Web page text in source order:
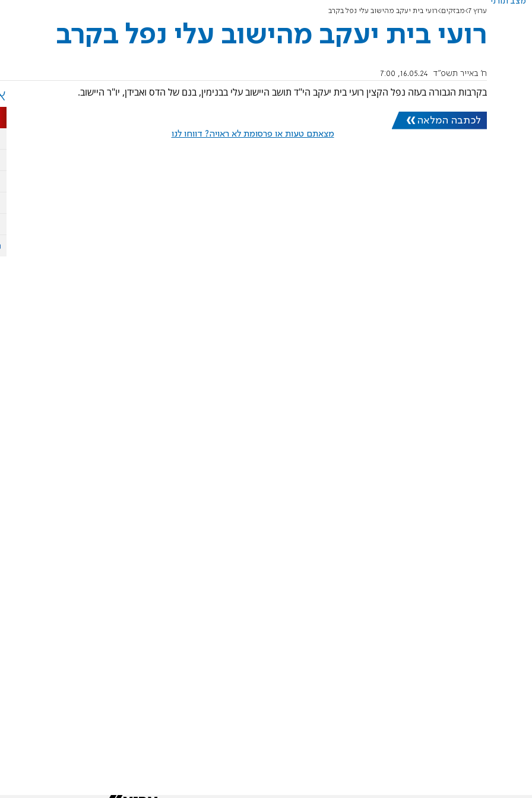
ערוץ 7 מבזקים רועי בית יעקב מהישוב עלי נפל בקרב
רועי בית יעקב מהישוב עלי נפל בקרב
ח' באייר תשפ"ד 16.05.24, 7:00
בקרבות הגבורה בעזה נפל הקצין רועי בית יעקב הי"ד תושב היישוב עלי בבנימין, בנם של הדס ואבידן, יו"ר היישוב.
לכתבה המלאה
מצאתם טעות או פרסומת לא ראויה? דווחו לנו